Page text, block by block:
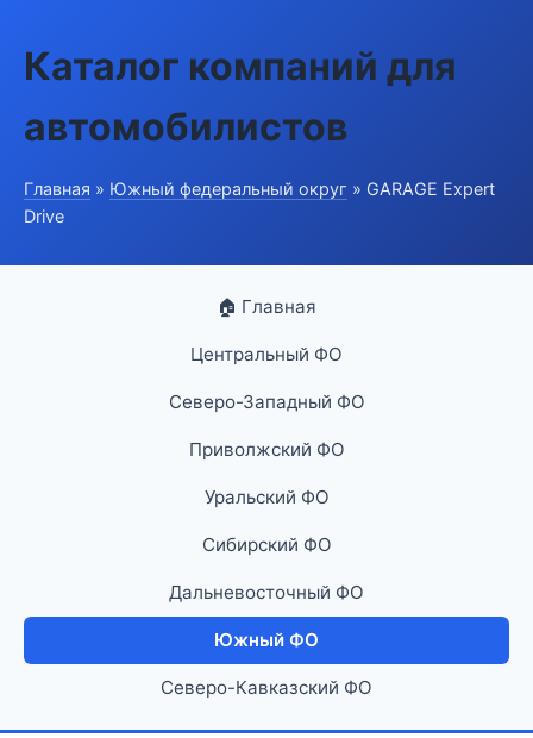
Каталог компаний для
автомобилистов
Главная » Южный федеральный округ » GARAGE Expert
Drive
🏠 Главная
Центральный ФО
Северо-Западный ФО
Приволжский ФО
Уральский ФО
Сибирский ФО
Дальневосточный ФО
Южный ФО
Северо-Кавказский ФО